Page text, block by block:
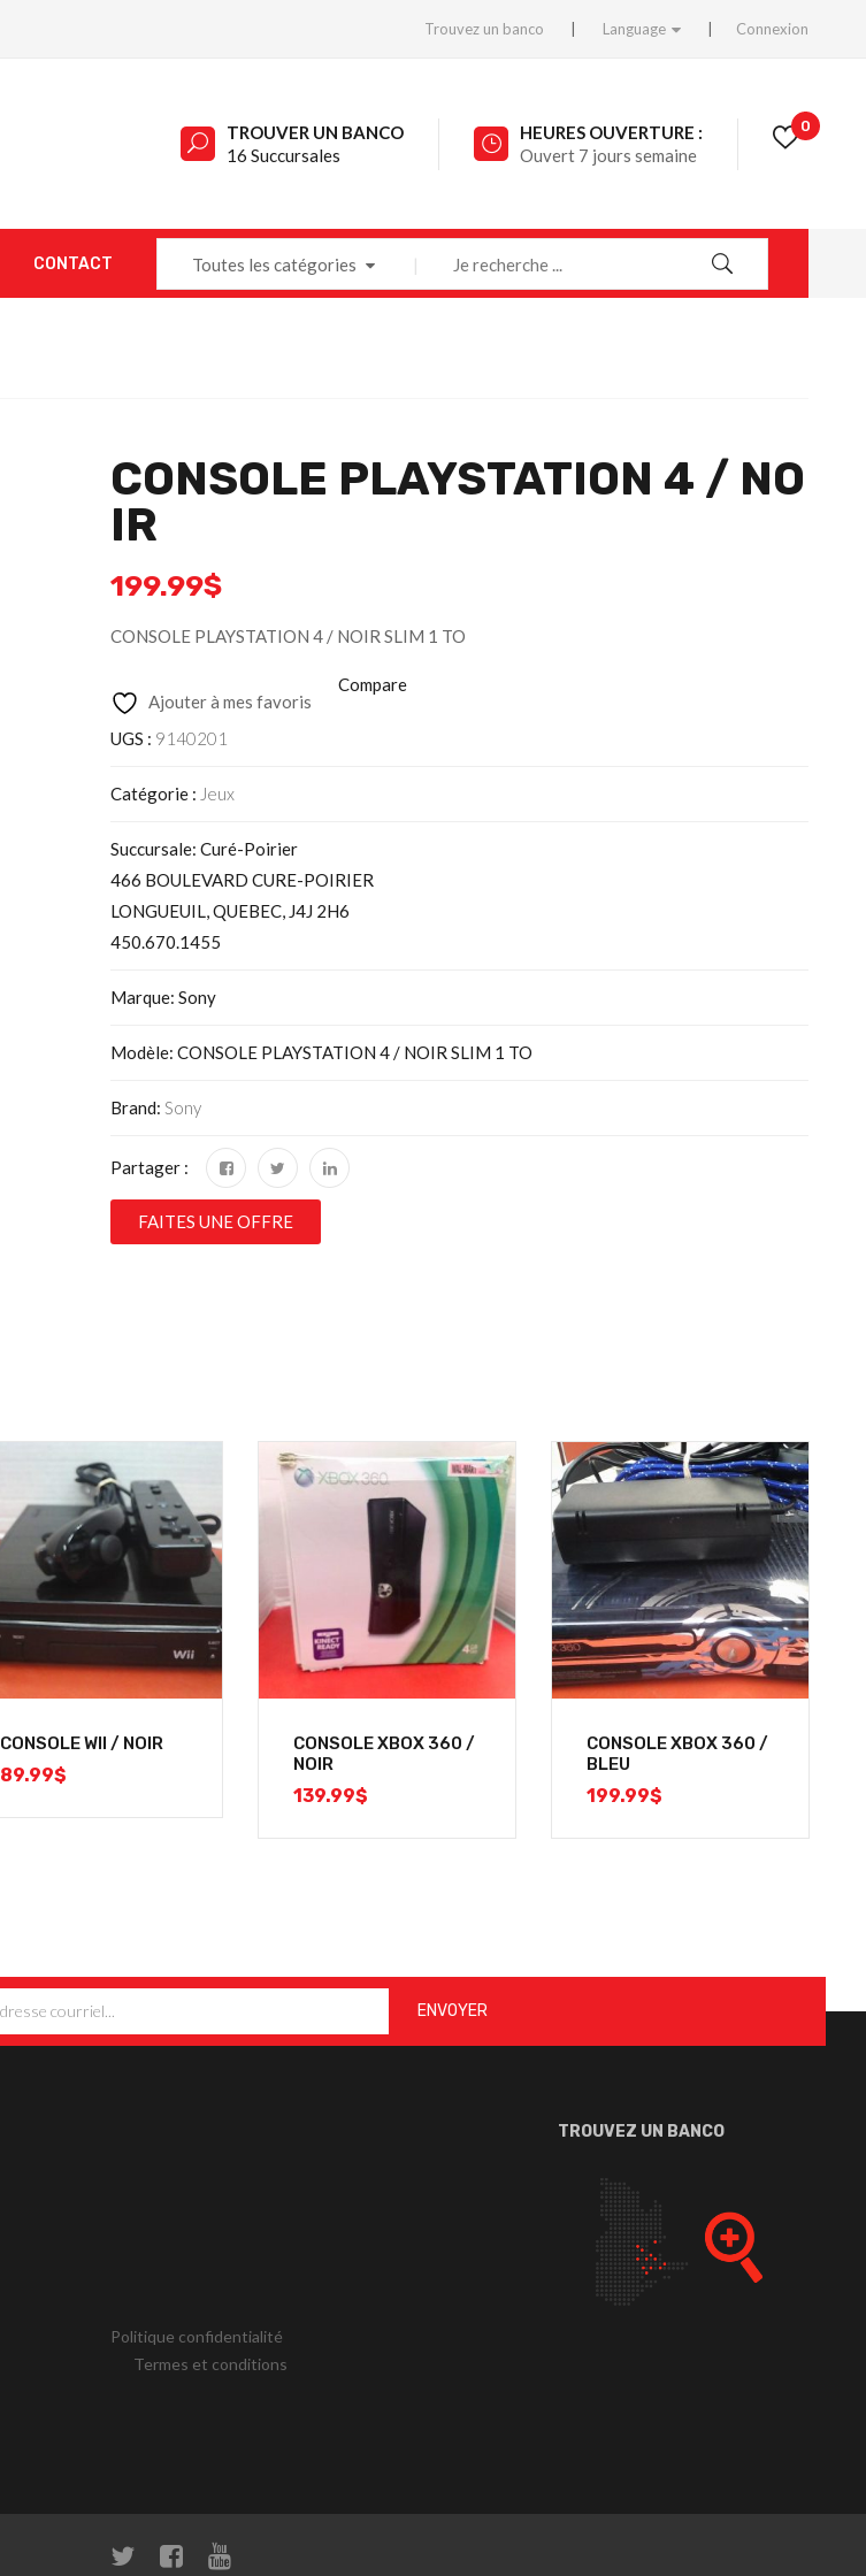
Trouvez un banco Language Connexion
TROUVER UN BANCO
16 Succursales
HEURES OUVERTURE :
Ouvert 7 jours semaine
0
CONTACT Toutes les catégories
CONSOLE PLAYSTATION 4 / NO
IR
199.99$
CONSOLE PLAYSTATION 4 / NOIR SLIM 1 TO
Ajouter à mes favoris
Compare
UGS : 9140201
Catégorie : Jeux
Succursale: Curé-Poirier
466 BOULEVARD CURE-POIRIER
LONGUEUIL, QUEBEC, J4J 2H6
450.670.1455
Marque: Sony
Modèle: CONSOLE PLAYSTATION 4 / NOIR SLIM 1 TO
Brand: Sony
Partager :
FAITES UNE OFFRE
CONSOLE WII / NOIR
89.99$
CONSOLE XBOX 360 /
NOIR
139.99$
CONSOLE XBOX 360 /
BLEU
199.99$
Politique confidentialité
Termes et conditions
TROUVEZ UN BANCO